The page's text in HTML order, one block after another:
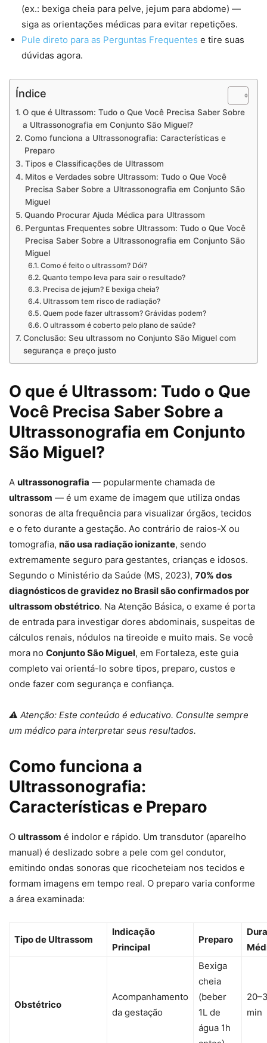
(ex.: bexiga cheia para pelve, jejum para abdome) —
siga as orientações médicas para evitar repetições.
Pule direto para as Perguntas Frequentes e tire suas
dúvidas agora.
Índice
O que é Ultrassom: Tudo o Que Você Precisa Saber Sobre
a Ultrassonografia em Conjunto São Miguel?
Como funciona a Ultrassonografia: Características e
Preparo
Tipos e Classificações de Ultrassom
Mitos e Verdades sobre Ultrassom: Tudo o Que Você
Precisa Saber Sobre a Ultrassonografia em Conjunto São
Miguel
Quando Procurar Ajuda Médica para Ultrassom
Perguntas Frequentes sobre Ultrassom: Tudo o Que Você
Precisa Saber Sobre a Ultrassonografia em Conjunto São
Miguel
Como é feito o ultrassom? Dói?
Quanto tempo leva para sair o resultado?
Precisa de jejum? E bexiga cheia?
Ultrassom tem risco de radiação?
Quem pode fazer ultrassom? Grávidas podem?
O ultrassom é coberto pelo plano de saúde?
Conclusão: Seu ultrassom no Conjunto São Miguel com
segurança e preço justo
O que é Ultrassom: Tudo o Que
Você Precisa Saber Sobre a
Ultrassonografia em Conjunto
São Miguel?
A ultrassonografia — popularmente chamada de
ultrassom — é um exame de imagem que utiliza ondas
sonoras de alta frequência para visualizar órgãos, tecidos
e o feto durante a gestação. Ao contrário de raios-X ou
tomografia, não usa radiação ionizante, sendo
extremamente seguro para gestantes, crianças e idosos.
Segundo o Ministério da Saúde (MS, 2023), 70% dos
diagnósticos de gravidez no Brasil são confirmados por
ultrassom obstétrico. Na Atenção Básica, o exame é porta
de entrada para investigar dores abdominais, suspeitas de
cálculos renais, nódulos na tireoide e muito mais. Se você
mora no Conjunto São Miguel, em Fortaleza, este guia
completo vai orientá-lo sobre tipos, preparo, custos e
onde fazer com segurança e confiança.
⚠ Atenção: Este conteúdo é educativo. Consulte sempre
um médico para interpretar seus resultados.
Como funciona a
Ultrassonografia:
Características e Preparo
O ultrassom é indolor e rápido. Um transdutor (aparelho
manual) é deslizado sobre a pele com gel condutor,
emitindo ondas sonoras que ricocheteiam nos tecidos e
formam imagens em tempo real. O preparo varia conforme
a área examinada:
Tipo de Ultrassom
Indicação
Principal
Preparo
Obstétrico
Acompanhamento
da gestação
Bexiga
cheia
(beber
1L de
água 1h
min